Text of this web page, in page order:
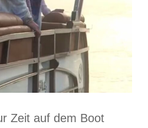
Zeit auf dem Boot